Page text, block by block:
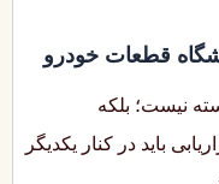
قطعات خودرو
نیست؛ بلکه
باید در کنار یکدیگر